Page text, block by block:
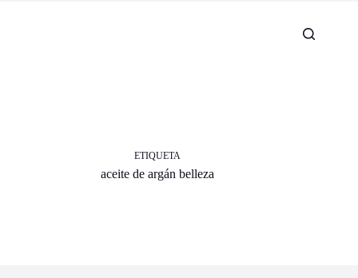
ETIQUETA
aceite de argán belleza